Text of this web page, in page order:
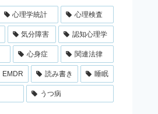
心理学統計 心理検査
気分障害 認知心理学
心身症 関連法律
EMDR 読み書き 睡眠
うつ病